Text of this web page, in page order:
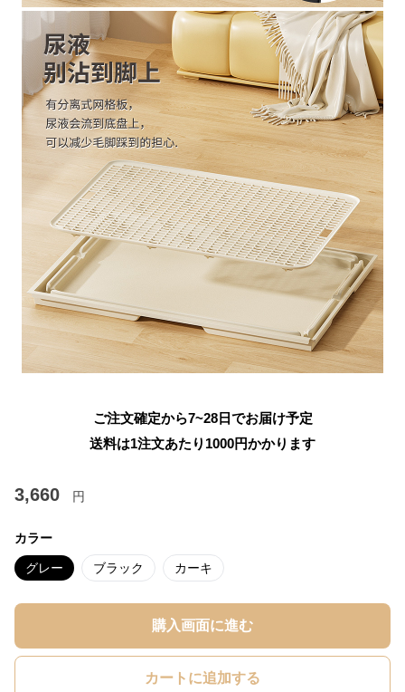
ご注文確定から7~28日でお届け予定
送料は1注文あたり 1000円かかります
3,660 円
カラー
グレー ブラック カーキ
購入画面に進む
カートに追加する